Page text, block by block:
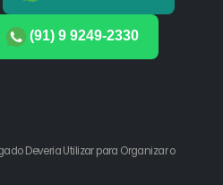
(91) 9 9249-2330
Deveria Utilizar para Organizar o